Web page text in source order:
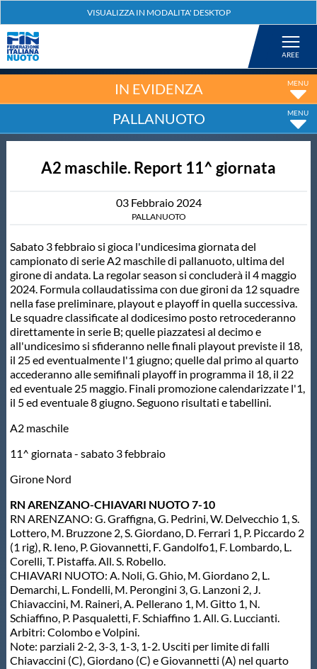
Nuoto
Tuffi
Fondo
Salvamento
Master
Formazione
GUG
Scuole Nuoto
Propaganda
Centri Federali
Area Legislativa
Protezione Civile
IN EVIDENZA
PALLANUOTO
A2 maschile. Report 11^ giornata
03 Febbraio 2024
PALLANUOTO
Sabato 3 febbraio si gioca l'undicesima giornata del
campionato di serie A2 maschile di pallanuoto, ultima del
girone di andata. La regolar season si concluderà il 4 maggio
2024. Formula collaudatissima con due gironi da 12 squadre
nella fase preliminare, playout e playoff in quella successiva.
Le squadre classificate al dodicesimo posto retrocederanno
direttamente in serie B; quelle piazzatesi al decimo e
all'undicesimo si sfideranno nelle finali playout previste il 18,
il 25 ed eventualmente l'1 giugno; quelle dal primo al quarto
accederanno alle semifinali playoff in programma il 18, il 22
ed eventuale 25 maggio. Finali promozione calendarizzate l'1,
il 5 ed eventuale 8 giugno. Seguono risultati e tabellini.
A2 maschile
11^ giornata - sabato 3 febbraio
Girone Nord
RN ARENZANO-CHIAVARI NUOTO 7-10
RN ARENZANO: G. Graffigna, G. Pedrini, W. Delvecchio 1, S.
Lottero, M. Bruzzone 2, S. Giordano, D. Ferrari 1, P. Piccardo 2
(1 rig), R. Ieno, P. Giovannetti, F. Gandolfo1, F. Lombardo, L.
Corelli, T. Pistaffa. All. S. Robello.
CHIAVARI NUOTO: A. Noli, G. Ghio, M. Giordano 2, L.
Demarchi, L. Fondelli, M. Perongini 3, G. Lanzoni 2, J.
Chiavaccini, M. Raineri, A. Pellerano 1, M. Gitto 1, N.
Schiaffino, P. Pasqualetti, F. Schiaffino 1. All. G. Luccianti.
Arbitri: Colombo e Volpini.
Note: parziali 2-2, 3-3, 1-3, 1-2. Usciti per limite di falli
Chiavaccini (C), Giordano (C) e Giovannetti (A) nel quarto